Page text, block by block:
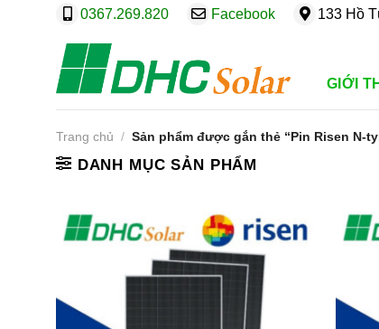
0367.269.820 Facebook 133 Hồ
GIỚI
Trang chủ / Sản phẩm được gắn thẻ “Pin Risen N-
DANH MỤC SẢN PHẨM